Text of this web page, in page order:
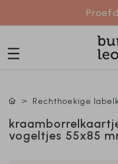
Rechthoekige
vogeltjes 55x85